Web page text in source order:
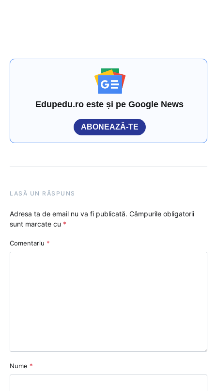
Edupedu.ro este și pe Google News
ABONEAZĂ-TE
LASĂ UN RĂSPUNS
Adresa ta de email nu va fi publicată. Câmpurile obligatorii
sunt marcate cu *
Comentariu *
Nume *